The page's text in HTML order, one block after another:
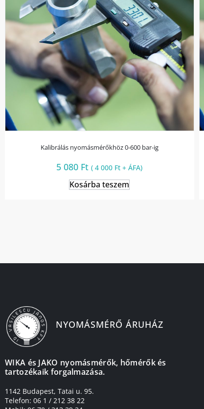
Kalibrálás nyomásmérőkhöz 0-600 bar-ig
5 080 Ft (4 000 Ft + ÁFA)
Kosárba teszem
NYOMÁSMÉRŐ ÁRUHÁZ
WIKA és JAKO nyomásmérők, hőmérők és
tartozékaik forgalmazása.
1142 Budapest, Tatai u. 95.
Telefon: 06 1 / 212 38 22